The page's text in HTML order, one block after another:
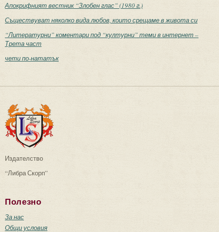
Апокрифният вестник “Злобен глас” (1980 г.)
Съществуват няколко вида любов, които срещаме в живота си
“Литературни” коментари под “културни” теми в интернет –
Трета част
чети по-нататък
Издателство
“Либра Скорп”
Полезно
За нас
Общи условия